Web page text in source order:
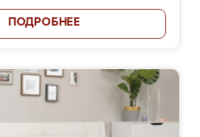
ПОДРОБНЕЕ